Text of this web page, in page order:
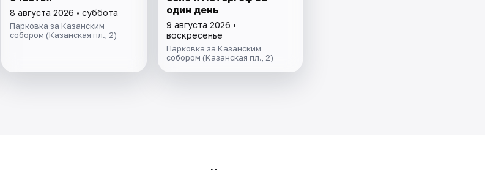
8 августа 2026 • суббота
Парковка за Казанским
собором (Казанская пл., 2)
один день
9 августа 2026 •
воскресенье
Парковка за Казанским
собором (Казанская пл., 2)